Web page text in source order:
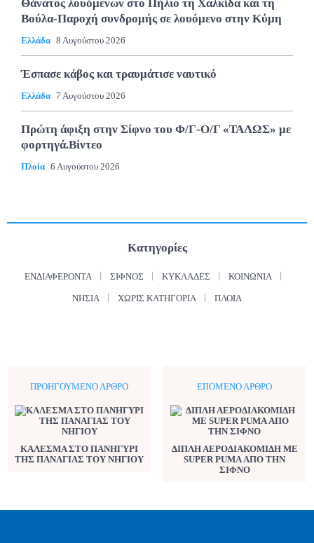
Θάνατος λουόμενων στο Πήλιο τη Χαλκίδα και τη
Βούλα-Παροχή συνδρομής σε λουόμενο στην Κύμη
Ελλάδα 8 Αυγούστου 2026
Έσπασε κάβος και τραυμάτισε ναυτικό
Ελλάδα 7 Αυγούστου 2026
Πρώτη άφιξη στην Σίφνο του Φ/Γ-Ο/Γ «ΤΑΛΩΣ» με
φορτηγά.Βίντεο
Πλοία 6 Αυγούστου 2026
Κατηγορίες
ΕΝΔΙΑΦΈΡΟΝΤΑ ΣΊΦΝΟΣ ΚΥΚΛΆΔΕΣ ΚΟΙΝΩΝΊΑ
ΝΗΣΙΆ ΧΩΡΊΣ ΚΑΤΗΓΟΡΊΑ ΠΛΟΊΑ
ΠΡΟΗΓΟΎΜΕΝΟ ΆΡΘΡΟ
ΚΑΛΕΣΜΑ ΣΤΟ ΠΑΝΗΓΥΡΙ
ΤΗΣ ΠΑΝΑΓΙΑΣ ΤΟΥ ΝΗΓΙΟΥ
ΕΠΌΜΕΝΟ ΆΡΘΡΟ
ΔΙΠΛΗ ΑΕΡΟΔΙΑΚΟΜΙΔΗ ΜΕ
SUPER PUMA ΑΠΟ ΤΗΝ
ΣΙΦΝΟ